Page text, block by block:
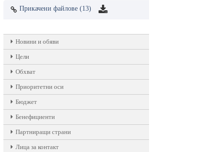
Прикачени файлове (13)
Новини и обяви
Цели
Обхват
Приоритетни оси
Бюджет
Бенефициенти
Партниращи страни
Лица за контакт